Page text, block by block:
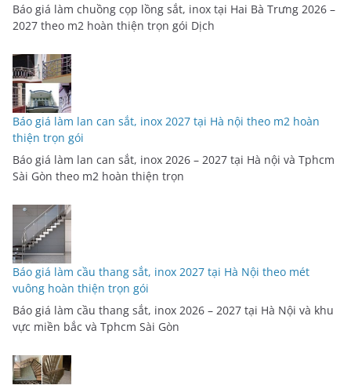
Báo giá làm chuồng cọp lồng sắt, inox tại Hai Bà Trưng 2026 –
2027 theo m2 hoàn thiện trọn gói Dịch
Báo giá làm lan can sắt, inox 2027 tại Hà nội theo m2 hoàn
thiện trọn gói
Báo giá làm lan can sắt, inox 2026 – 2027 tại Hà nội và Tphcm
Sài Gòn theo m2 hoàn thiện trọn
Báo giá làm cầu thang sắt, inox 2027 tại Hà Nội theo mét
vuông hoàn thiện trọn gói
Báo giá làm cầu thang sắt, inox 2026 – 2027 tại Hà Nội và khu
vực miền bắc và Tphcm Sài Gòn